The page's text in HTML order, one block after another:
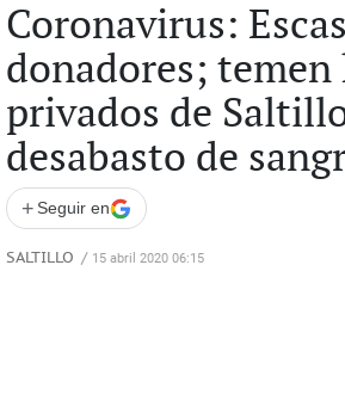
Coronavirus:
donadores; temen
privados de
desabasto de
+ Seguir en
SALTILLO / 15 abril 2020 06:15